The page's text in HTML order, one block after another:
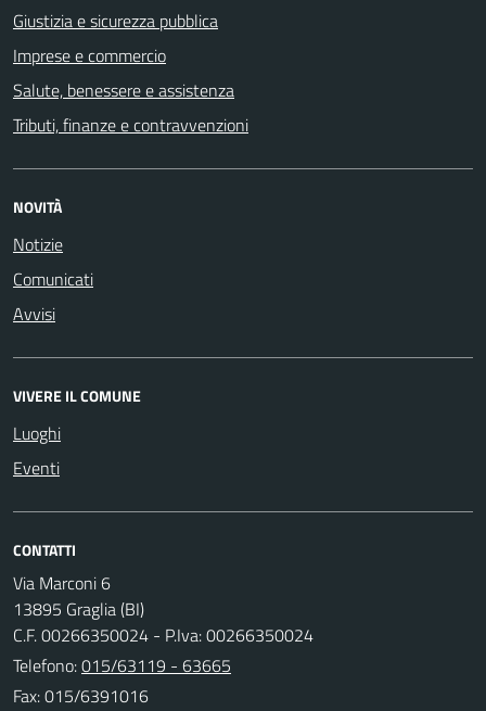
Giustizia e sicurezza pubblica
Imprese e commercio
Salute, benessere e assistenza
Tributi, finanze e contravvenzioni
NOVITÀ
Notizie
Comunicati
Avvisi
VIVERE IL COMUNE
Luoghi
Eventi
CONTATTI
Via Marconi 6
13895 Graglia (BI)
C.F. 00266350024 - P.Iva: 00266350024
Telefono:015/63119 - 63665
Fax: 015/6391016